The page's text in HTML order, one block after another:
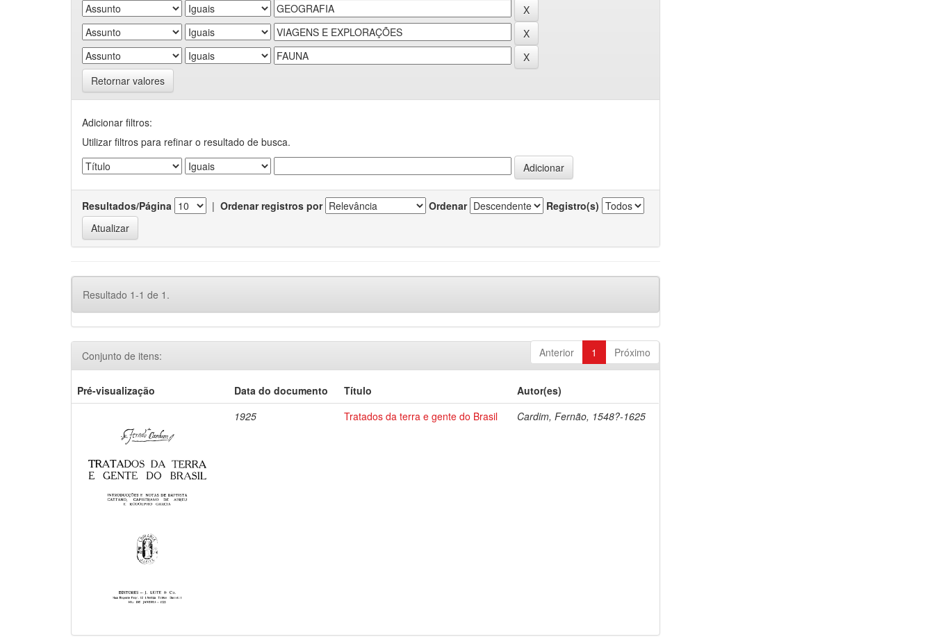
Retornar valores
Adicionar filtros:
Utilizar filtros para refinar o resultado de busca.
Resultados/Página | Ordenar registros por Ordenar Registro(s)
Resultado 1-1 de 1.
Anterior 1 Próximo
Conjunto de itens:
Pré-visualização Data do documento Título
Autor(es)
1925
Tratados da terra e gente do Brasil Cardim, Fernão, 1548?-1625